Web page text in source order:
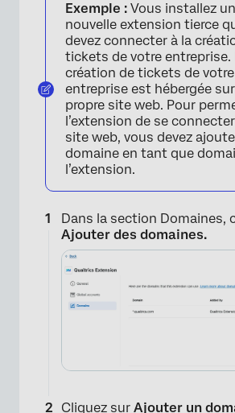
Exemple : Vous installez
nouvelle extension tierce
devez connecter à la
tickets de votre entreprise.
création de tickets de votre
entreprise est hébergée
propre site web. Pour
l’extension de se
site web, vous devez
domaine en tant que
l’extension.
Dans la section Domaines,
Ajouter des domaines.
Cliquez sur Ajouter un